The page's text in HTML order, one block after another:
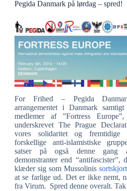
Pegida Danmark på lørdag – spred!
For Frihed – Pegida
arrangementet i Danmark
medlemer af ”Fortress
underskrevet The Prague
vores solidaritet og fremtidige
forskellige anti-islamistiske
satser på også denne gang
demonstranter end
klæder sig som Mussolinis
at se farlige ud. Det er ikke nemt,
fra Virum. Spred denne overalt.